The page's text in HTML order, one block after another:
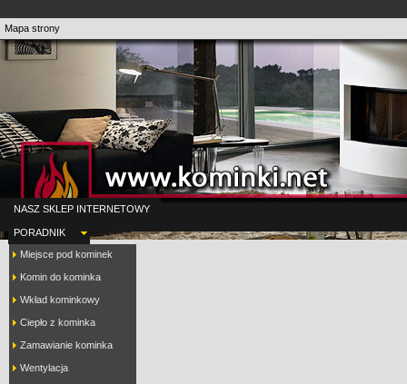
Mapa strony
NASZ SKLEP INTERNETOWY
PORADNIK
Miejsce pod kominek
Komin do kominka
Wkład kominkowy
Ciepło z kominka
Zamawianie kominka
Wentylacja